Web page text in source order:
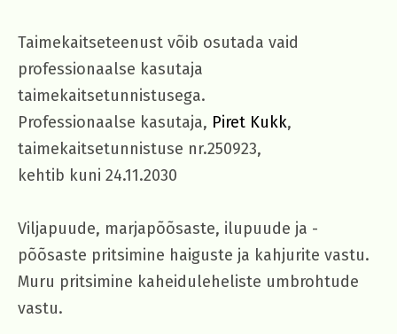
Taimekaitseteenust võib osutada vaid
professionaalse kasutaja
taimekaitsetunnistusega.
Professionaalse kasutaja, Piret Kukk,
taimekaitsetunnistuse nr.250923,
kehtib kuni 24.11.2030
Viljapuude, marjapõõsaste, ilupuude ja -
põõsaste pritsimine haiguste ja kahjurite vastu.
Muru pritsimine kaheiduleheliste umbrohtude
vastu.